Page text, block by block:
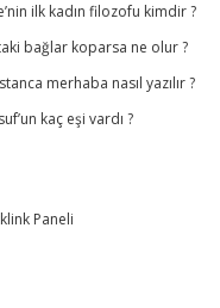
ilk kadın filozofu kimdir ?
bağlar koparsa ne olur ?
merhaba nasıl yazılır ?
kaç eşi vardı ?